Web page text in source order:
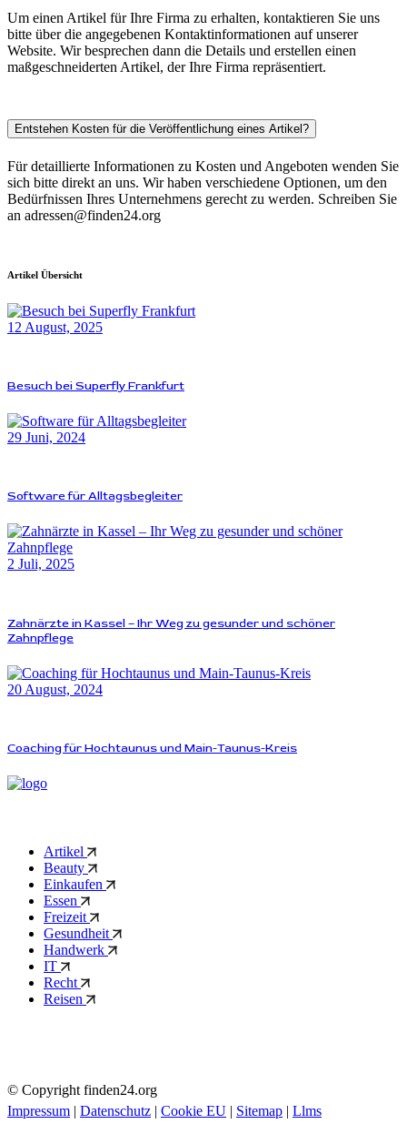
Um einen Artikel für Ihre Firma zu erhalten, kontaktieren Sie uns
bitte über die angegebenen Kontaktinformationen auf unserer
Website. Wir besprechen dann die Details und erstellen einen
maßgeschneiderten Artikel, der Ihre Firma repräsentiert.
Entstehen Kosten für die Veröffentlichung eines Artikel?
Für detaillierte Informationen zu Kosten und Angeboten wenden Sie
sich bitte direkt an uns. Wir haben verschiedene Optionen, um den
Bedürfnissen Ihres Unternehmens gerecht zu werden. Schreiben Sie
an adressen@finden24.org
Artikel Übersicht
12 August, 2025
Besuch bei Superfly Frankfurt
29 Juni, 2024
Software für Alltagsbegleiter
2 Juli, 2025
Zahnärzte in Kassel – Ihr Weg zu gesunder und schöner
Zahnpflege
20 August, 2024
Coaching für Hochtaunus und Main-Taunus-Kreis
Artikel
Beauty
Einkaufen
Essen
Freizeit
Gesundheit
Handwerk
IT
Recht
Reisen
© Copyright finden24.org
Impressum | Datenschutz | Cookie EU | Sitemap | Llms